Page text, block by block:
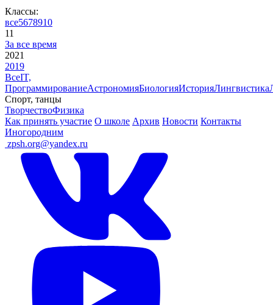
Классы:
все5678910
11
За все время
2021
2019
ВсеIT,
ПрограммированиеАстрономияБиологияИсторияЛингвистика
Спорт, танцы
ТворчествоФизика
Как принять участие О школе Архив Новости Контакты
Иногородним
zpsh.org@yandex.ru